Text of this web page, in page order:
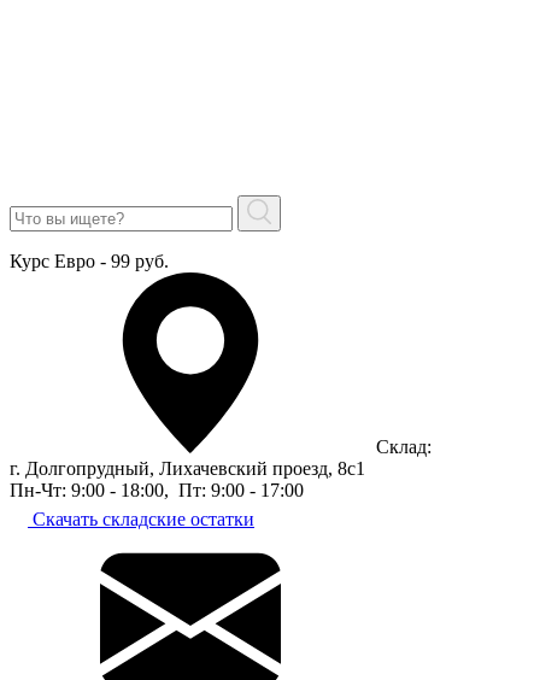
Курс Евро - 99 руб.
Склад:
г. Долгопрудный, Лихачевский проезд, 8c1
Пн-Чт: 9:00 - 18:00, Пт: 9:00 - 17:00
Скачать складские остатки